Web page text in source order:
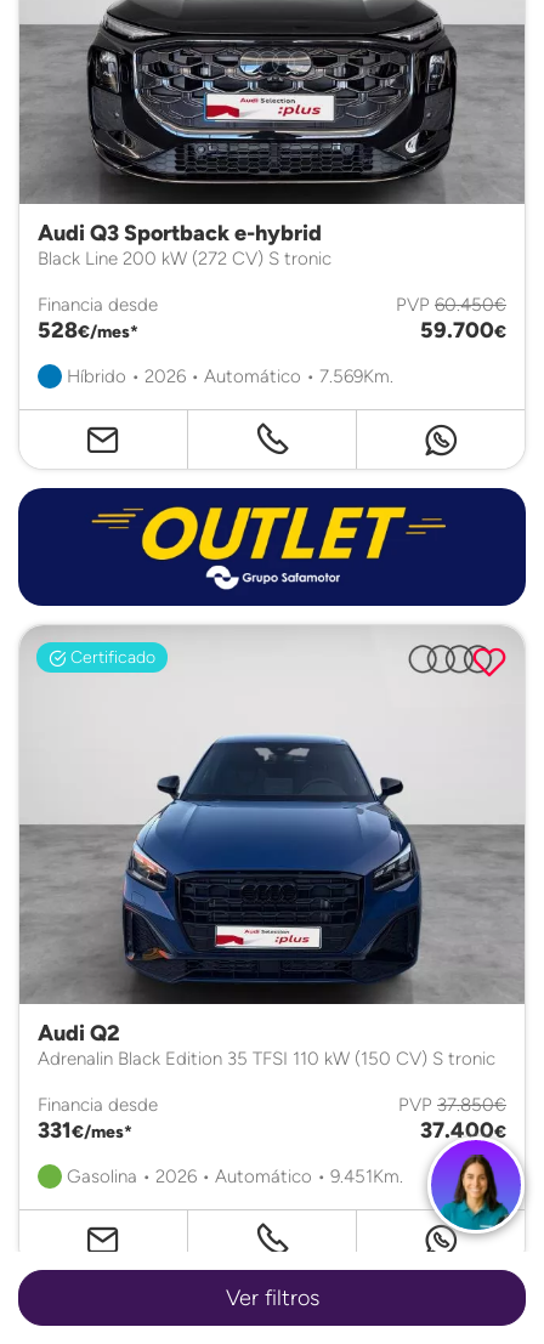
Audi Q3 Sportback e-hybrid
Black Line 200 kW (272 CV) S tronic
Financia desde
528€/mes*
PVP 60.450€
59.700€
Híbrido • 2026 • Automático • 7.569Km.
Certificado
Audi Q2
Adrenalin Black Edition 35 TFSI 110 kW (150 CV) S tronic
Financia desde
331€/mes*
PVP 37.850€
37.400€
Gasolina • 2026 • Automático • 9.451Km.
Certificado
Ver filtros